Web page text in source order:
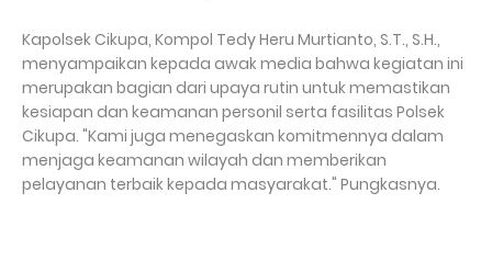
Kapolsek Cikupa, Kompol Tedy Heru Murtianto, S.T., S.H.,
menyampaikan kepada awak media bahwa kegiatan ini
merupakan bagian dari upaya rutin untuk memastikan
kesiapan dan keamanan personil serta fasilitas Polsek
Cikupa. "Kami juga menegaskan komitmennya dalam
menjaga keamanan wilayah dan memberikan
pelayanan terbaik kepada masyarakat." Pungkasnya.